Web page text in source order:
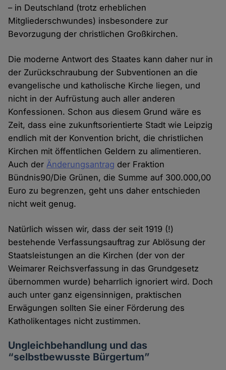
– in Deutschland (trotz erheblichen
Mitgliederschwundes) insbesondere zur
Bevorzugung der christlichen Großkirchen.
Die moderne Antwort des Staates kann daher nur in
der Zurückschraubung der Subventionen an die
evangelische und katholische Kirche liegen, und
nicht in der Aufrüstung auch aller anderen
Konfessionen. Schon aus diesem Grund wäre es
Zeit, dass eine zukunftsorientierte Stadt wie Leipzig
endlich mit der Konvention bricht, die christlichen
Kirchen mit öffentlichen Geldern zu alimentieren.
Auch der Änderungsantrag der Fraktion
Bündnis90/Die Grünen, die Summe auf 300.000,00
Euro zu begrenzen, geht uns daher entschieden
nicht weit genug.
Natürlich wissen wir, dass der seit 1919 (!)
bestehende Verfassungsauftrag zur Ablösung der
Staatsleistungen an die Kirchen (der von der
Weimarer Reichsverfassung in das Grundgesetz
übernommen wurde) beharrlich ignoriert wird. Doch
auch unter ganz eigensinnigen, praktischen
Erwägungen sollten Sie einer Förderung des
Katholikentages nicht zustimmen.
Ungleichbehandlung und das
“selbstbewusste Bürgertum”